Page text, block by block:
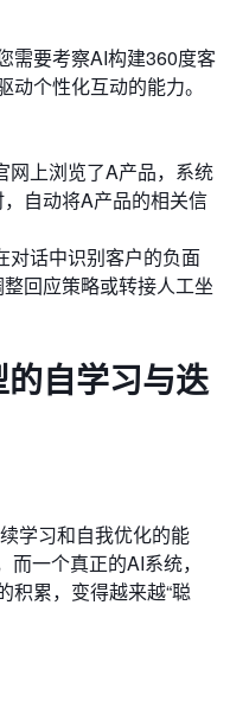
需要考察AI构建360度客
个性化互动的能力。
网上浏览了A产品，系统
自动将A产品的相关信
对话中识别客户的负面
回应策略或转接人工坐
自学习与迭
学习和自我优化的能
一个真正的AI系统，
积累，变得越来越“聪